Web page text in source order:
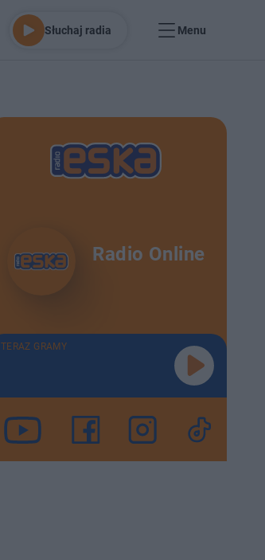
Słuchaj radia Menu
Radio Online
TERAZ GRAMY